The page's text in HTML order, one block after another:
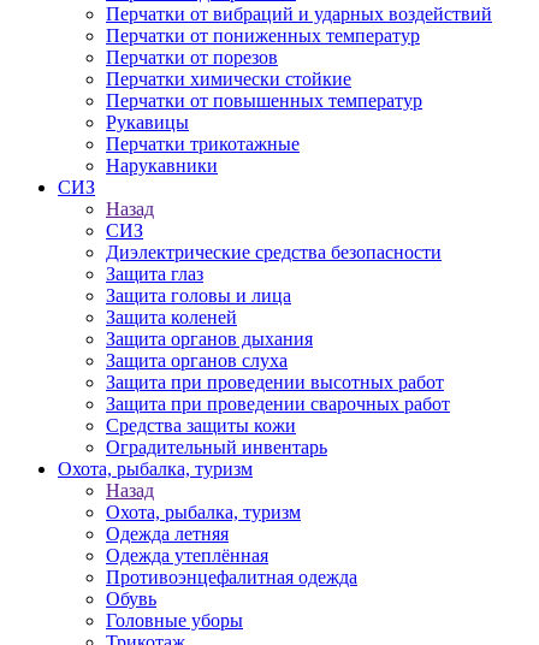
Перчатки от вибраций и ударных воздействий
Перчатки от пониженных температур
Перчатки от порезов
Перчатки химически стойкие
Перчатки от повышенных температур
Рукавицы
Перчатки трикотажные
Нарукавники
СИЗ
Назад
СИЗ
Диэлектрические средства безопасности
Защита глаз
Защита головы и лица
Защита коленей
Защита органов дыхания
Защита органов слуха
Защита при проведении высотных работ
Защита при проведении сварочных работ
Средства защиты кожи
Оградительный инвентарь
Охота, рыбалка, туризм
Назад
Охота, рыбалка, туризм
Одежда летняя
Одежда утеплённая
Противоэнцефалитная одежда
Обувь
Головные уборы